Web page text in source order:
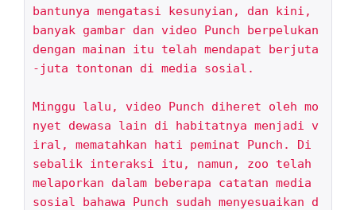
bantunya mengatasi kesunyian, dan kini,
banyak gambar dan video Punch berpelukan
dengan mainan itu telah mendapat berjuta
-juta tontonan di media sosial.
Minggu lalu, video Punch diheret oleh mo
nyet dewasa lain di habitatnya menjadi v
iral, mematahkan hati peminat Punch. Di
sebalik interaksi itu, namun, zoo telah
melaporkan dalam beberapa catatan media
sosial bahawa Punch sudah menyesuaikan d